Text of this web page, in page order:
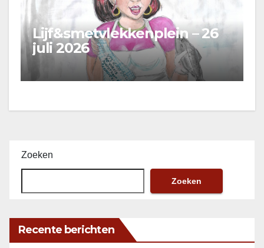
Lijf&smetvlekkenplein – 26
juli 2026
Zoeken
Zoeken
Recente berichten